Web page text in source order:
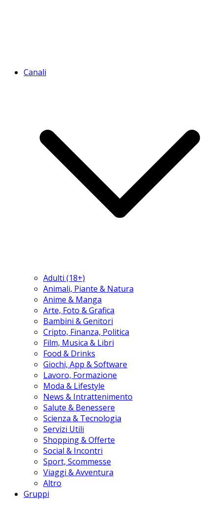
Canali
Adulti (18+)
Animali, Piante & Natura
Anime & Manga
Arte, Foto & Grafica
Bambini & Genitori
Cripto, Finanza, Politica
Film, Musica & Libri
Food & Drinks
Giochi, App & Software
Lavoro, Formazione
Moda & Lifestyle
News & Intrattenimento
Salute & Benessere
Scienza & Tecnologia
Servizi Utili
Shopping & Offerte
Social & Incontri
Sport, Scommesse
Viaggi & Avventura
Altro
Gruppi